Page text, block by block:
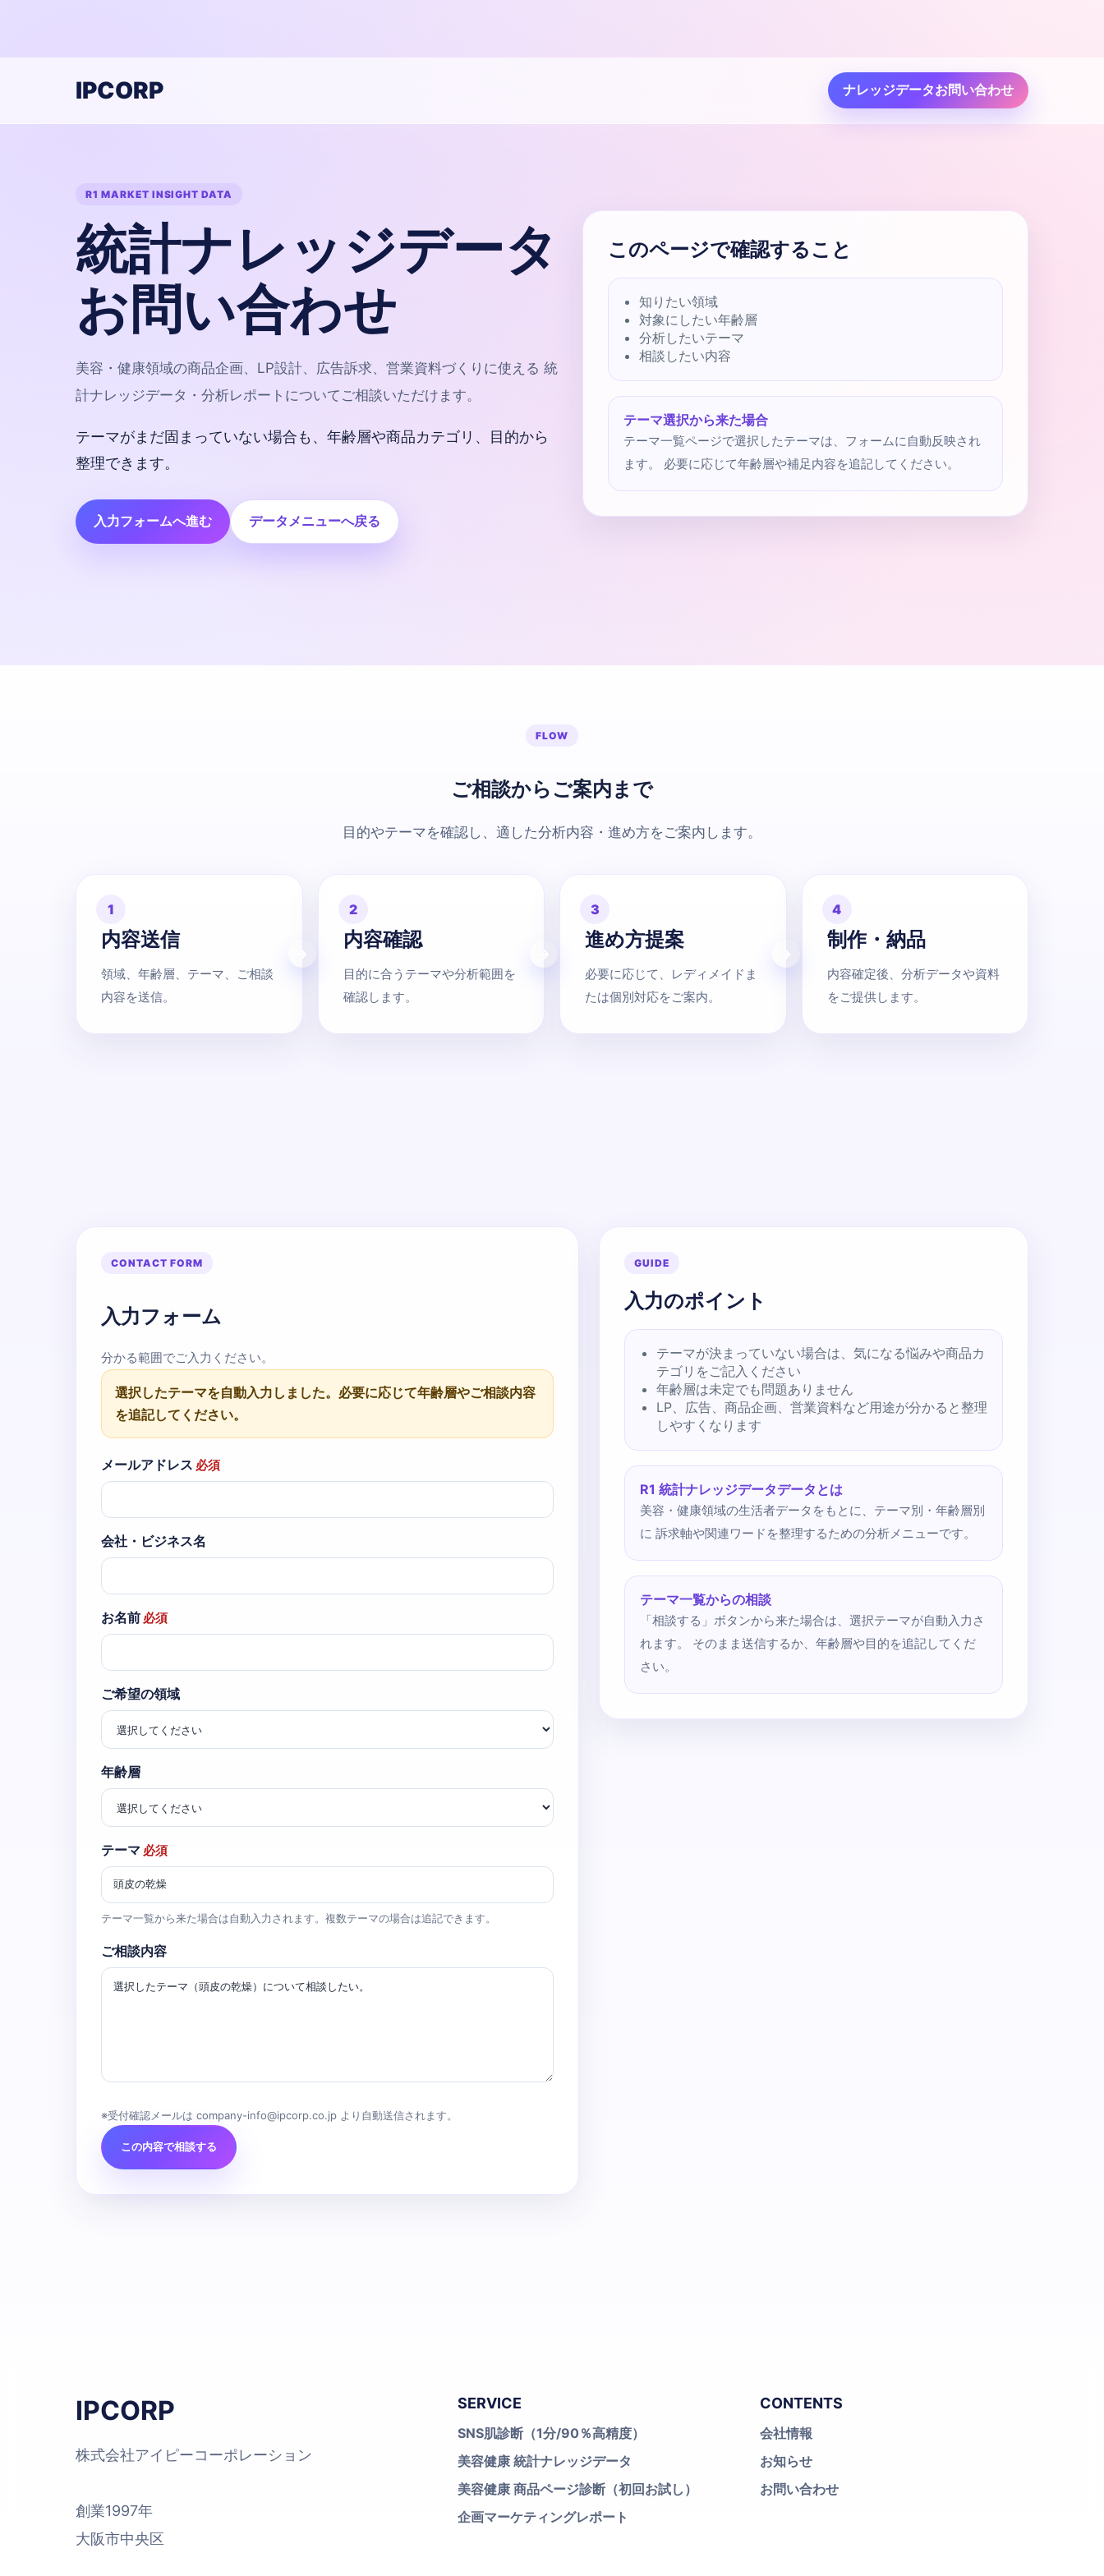
IPCORP ナレッジデータお問い合わせ
R1 MARKET INSIGHT DATA
統計ナレッジデータ
お問い合わせ
美容・健康領域の商品企画、LP設計、広告訴求、営業資料づくりに使える 統
計ナレッジデータ・分析レポートについてご相談いただけます。
テーマがまだ固まっていない場合も、年齢層や商品カテゴリ、目的から
整理できます。
入力フォームへ進む データメニューへ戻る
このページで確認すること
知りたい領域
対象にしたい年齢層
分析したいテーマ
相談したい内容
テーマ選択から来た場合
テーマ一覧ページで選択したテーマは、フォームに自動反映され
ます。 必要に応じて年齢層や補足内容を追記してください。
FLOW
ご相談からご案内まで
目的やテーマを確認し、適した分析内容・進め方をご案内します。
1
内容送信
領域、年齢層、テーマ、ご相談
内容を送信。
2
内容確認
目的に合うテーマや分析範囲を
確認します。
3
進め方提案
必要に応じて、レディメイドま
たは個別対応をご案内。
4
制作・納品
内容確定後、分析データや資料
をご提供します。
CONTACT FORM
入力フォーム
分かる範囲でご入力ください。
選択したテーマを自動入力しました。必要に応じて年齢層やご相談内容
を追記してください。
メールアドレス 必須
会社・ビジネス名
お名前 必須
ご希望の領域
年齢層
テーマ 必須
テーマ一覧から来た場合は自動入力されます。複数テーマの場合は追記できます。
ご相談内容
※受付確認メールは company-info@ipcorp.co.jp より自動送信されます。
この内容で相談する
GUIDE
入力のポイント
テーマが決まっていない場合は、気になる悩みや商品カ
テゴリをご記入ください
年齢層は未定でも問題ありません
LP、広告、商品企画、営業資料など用途が分かると整理
しやすくなります
R1 統計ナレッジデータデータとは
美容・健康領域の生活者データをもとに、テーマ別・年齢層別
に 訴求軸や関連ワードを整理するための分析メニューです。
テーマ一覧からの相談
「相談する」ボタンから来た場合は、選択テーマが自動入力さ
れます。 そのまま送信するか、年齢層や目的を追記してくだ
さい。
IPCORP
株式会社アイピーコーポレーション
創業1997年
大阪市中央区
SERVICE
SNS肌診断（1分/90％高精度）
美容健康 統計ナレッジデータ
美容健康 商品ページ診断（初回お試し）
企画マーケティングレポート
CONTENTS
会社情報
お知らせ
お問い合わせ